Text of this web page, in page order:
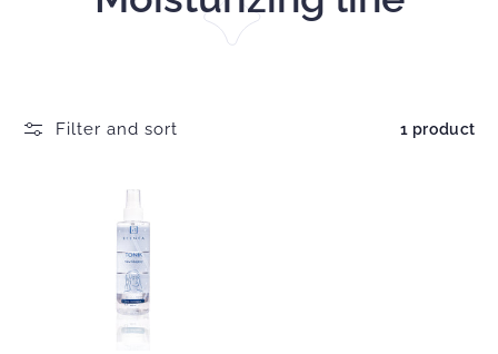
Filter and sort 1 product